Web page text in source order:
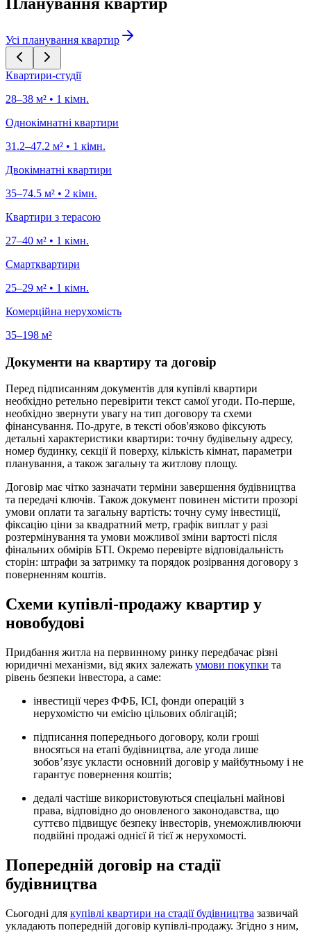
Усі планування квартир
Квартири-студії
28–38 м² • 1 кімн.
Однокімнатні квартири
31.2–47.2 м² • 1 кімн.
Двокімнатні квартири
35–74.5 м² • 2 кімн.
Квартири з терасою
27–40 м² • 1 кімн.
Смартквартири
25–29 м² • 1 кімн.
Комерційна нерухомість
35–198 м²
Документи на квартиру та договір
Перед підписанням документів для купівлі квартири
необхідно ретельно перевірити текст самої угоди. По-перше,
необхідно звернути увагу на тип договору та схеми
фінансування. По-друге, в тексті обов'язково фіксують
детальні характеристики квартири: точну будівельну адресу,
номер будинку, секції й поверху, кількість кімнат, параметри
планування, а також загальну та житлову площу.
Договір має чітко зазначати терміни завершення будівництва
та передачі ключів. Також документ повинен містити прозорі
умови оплати та загальну вартість: точну суму інвестиції,
фіксацію ціни за квадратний метр, графік виплат у разі
розтермінування та умови можливої зміни вартості після
фінальних обмірів БТІ. Окремо перевірте відповідальність
сторін: штрафи за затримку та порядок розірвання договору з
поверненням коштів.
Схеми купівлі-продажу квартир у
новобудові
Придбання житла на первинному ринку передбачає різні
юридичні механізми, від яких залежать умови покупки та
рівень безпеки інвестора, а саме:
інвестиції через ФФБ, ІСІ, фонди операцій з
нерухомістю чи емісію цільових облігацій;
підписання попереднього договору, коли гроші
вносяться на етапі будівництва, але угода лише
зобов’язує укласти основний договір у майбутньому і не
гарантує повернення коштів;
дедалі частіше використовуються спеціальні майнові
права, відповідно до оновленого законодавства, що
суттєво підвищує безпеку інвесторів, унеможливлюючи
подвійні продажі однієї й тієї ж нерухомості.
Попередній договір на стадії
будівництва
Сьогодні для купівлі квартири на стадії будівництва зазвичай
укладають попередній договір купівлі-продажу. Згідно з ним,